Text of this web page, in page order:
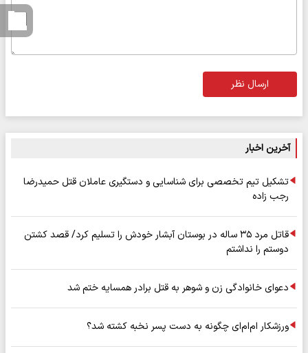
ارسال نظر
آخرین اخبار
تشکیل تیم تخصصی برای شناسایی و دستگیری عاملان قتل حمیدرضا
رجب زاده
قاتل مرد ۳۵ ساله در بوستان آبشار خودش را تسلیم کرد/ قصد کشتن
دوستم را نداشتم
دعوای خانوادگی زن و شوهر به قتل برادر همسایه ختم شد
ورزشکار ام‌ام‌ای چگونه به دست پسر نخبه کشته شد؟